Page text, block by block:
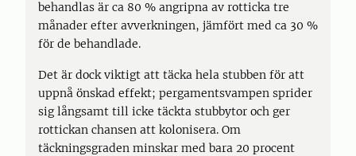
behandlas är ca 80 % angripna av rotticka tre
månader efter avverkningen, jämfört med ca 30 %
för de behandlade.
Det är dock viktigt att täcka hela stubben för att
uppnå önskad effekt; pergamentsvampen sprider
sig långsamt till icke täckta stubbytor och ger
rottickan chansen att kolonisera. Om
täckningsgraden minskar med bara 20 procent